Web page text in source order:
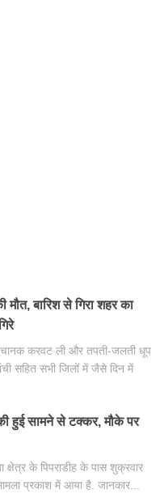
बारिश से गिरा शहर का
करवट ली और तपती-जलती धूप
सहित सभी जिलों में जैसे दिन में
हुई सामने से टक्कर, मौके पर
क्षेत्र के पिपराडीह के पास शुक्रवार
प्रकाश में आया है. जानकार...